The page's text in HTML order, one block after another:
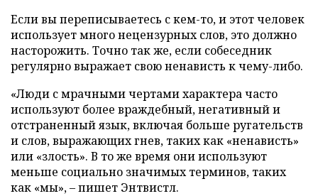
Если вы переписываетесь с кем-то, и этот человек
использует много нецензурных слов, это должно
насторожить. Точно так же, если собеседник
регулярно выражает свою ненависть к чему-либо.
«Люди с мрачными чертами характера часто
используют более враждебный, негативный и
отстраненный язык, включая больше ругательств
и слов, выражающих гнев, таких как «ненависть»
или «злость». В то же время они используют
меньше социально значимых терминов, таких
как «мы», – пишет Энтвистл.